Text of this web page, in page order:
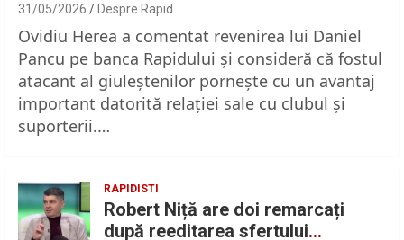
31/05/2026 Despre Rapid
Ovidiu Herea a comentat revenirea lui Daniel
Pancu pe banca Rapidului şi consideră că fostul
atacant al giuleştenilor porneşte cu un avantaj
important datorită relaţiei sale cu clubul şi
suporterii.…
RAPIDISTI
Robert Niță are doi remarcați
după reeditarea sfertului